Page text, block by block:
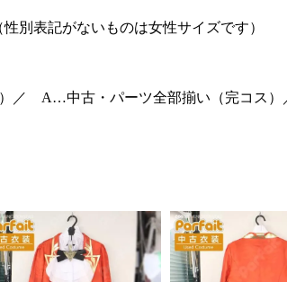
別表記がないものは女性サイズです）
）／ A…中古・パーツ全部揃い（完コ